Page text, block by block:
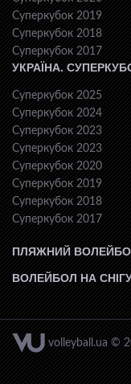
Суперкубок 2019
Суперкубок 2018
Суперкубок 2017
УКРАЇНА.
Суперкубок 2025
Суперкубок 2024
Суперкубок 2023
Суперкубок 2023
Суперкубок 2020
Суперкубок 2019
Суперкубок 2018
Суперкубок 2017
ПЛЯЖНИЙ
ВОЛЕЙБОЛ НА
volleyball.ua ©